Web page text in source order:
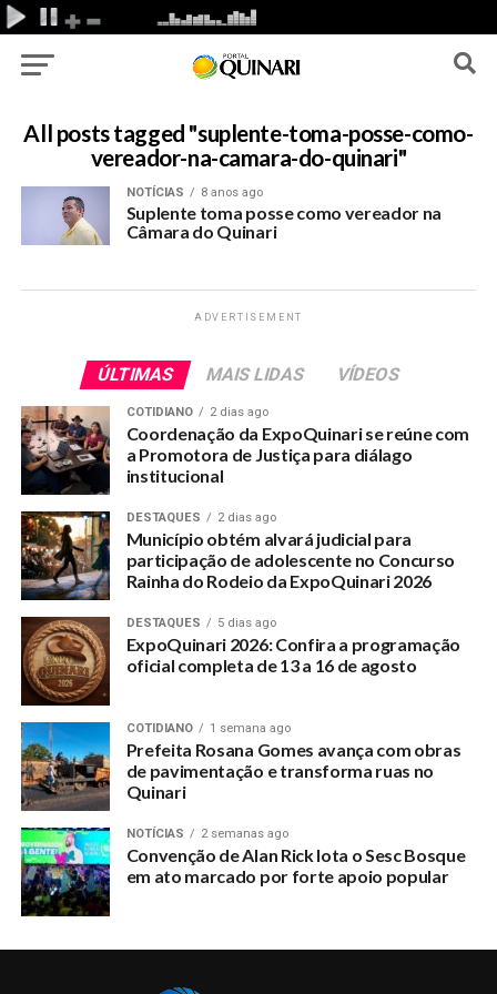
All posts tagged "suplente-toma-posse-como-
vereador-na-camara-do-quinari"
NOTÍCIAS 8 anos ago
Suplente toma posse como vereador na
Câmara do Quinari
ADVERTISEMENT
ÚLTIMAS MAIS LIDAS VÍDEOS
COTIDIANO 2 dias ago
Coordenação da ExpoQuinari se reúne com
a Promotora de Justiça para diálago
institucional
DESTAQUES 2 dias ago
Município obtém alvará judicial para
participação de adolescente no Concurso
Rainha do Rodeio da ExpoQuinari 2026
DESTAQUES 5 dias ago
ExpoQuinari 2026: Confira a programação
oficial completa de 13 a 16 de agosto
COTIDIANO 1 semana ago
Prefeita Rosana Gomes avança com obras
de pavimentação e transforma ruas no
Quinari
NOTÍCIAS 2 semanas ago
Convenção de Alan Rick lota o Sesc Bosque
em ato marcado por forte apoio popular